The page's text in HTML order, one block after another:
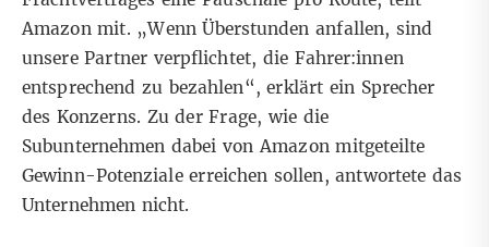
Amazon mit. „Wenn Überstunden anfallen, sind
unsere Partner verpflichtet, die Fahrer:innen
entsprechend zu bezahlen“, erklärt ein Sprecher
des Konzerns. Zu der Frage, wie die
Subunternehmen dabei von Amazon mitgeteilte
Gewinn-Potenziale erreichen sollen, antwortete das
Unternehmen nicht.